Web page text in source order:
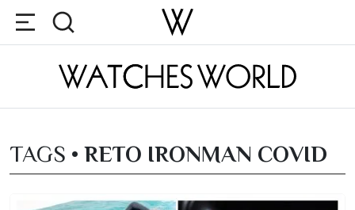
TAGS • RETO IRONMAN COVID